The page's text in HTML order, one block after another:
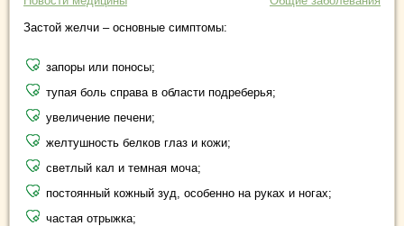
Застой желчи – основные симптомы:
запоры или поносы;
тупая боль справа в области подреберья;
увеличение печени;
желтушность белков глаз и кожи;
светлый кал и темная моча;
постоянный кожный зуд, особенно на руках и ногах;
частая отрыжка;